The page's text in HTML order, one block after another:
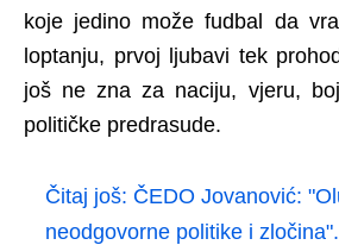
koje jedino može fudbal da
loptanju, prvoj ljubavi tek
još ne zna za naciju, vjeru,
političke predrasude.
Čitaj još: ČEDO Jovanović:
neodgovorne politike i